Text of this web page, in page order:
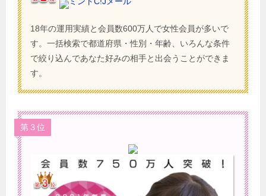
18年の運用実績と会員数600万人で女性会員が多いで
す。一括検索で都道府県・性別・年齢、いろんな条件
で絞り込んであなた好みの相手と出会うことができま
す。
第３位